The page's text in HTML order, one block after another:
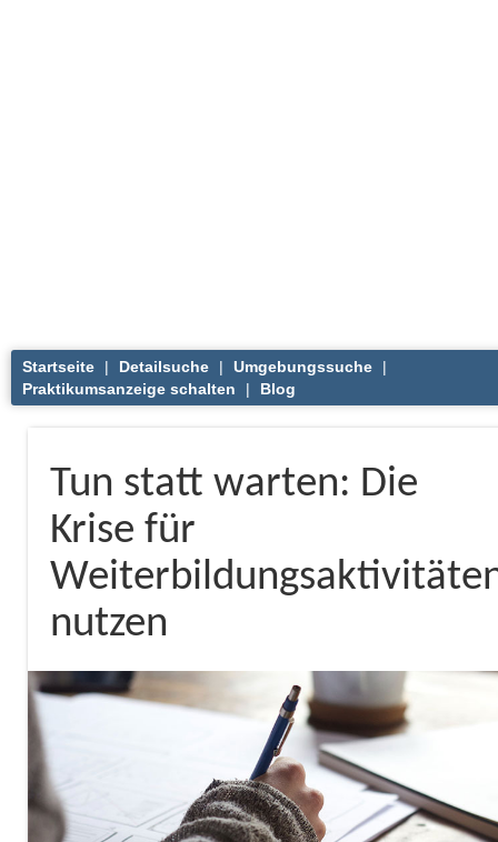
Startseite | Detailsuche | Umgebungssuche
|
Praktikumsanzeige schalten
| Blog
Tun statt warten: Die
Krise für
nutzen